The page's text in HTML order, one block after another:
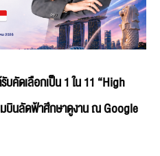
บคัดเลือกเป็น 1 ใน 11 “High
บินลัดฟ้าศึกษาดูงาน ณ Google